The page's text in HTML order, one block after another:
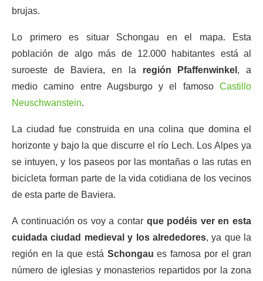
brujas.
Lo primero es situar Schongau en el mapa. Esta
población de algo más de 12.000 habitantes está al
suroeste de Baviera, en la región Pfaffenwinkel , a
medio camino entre Augsburgo y el famoso Castillo
Neuschwanstein.
La ciudad fue construida en una colina que domina el
horizonte y bajo la que discurre el río Lech. Los Alpes ya
se intuyen, y los paseos por las montañas o las rutas en
bicicleta forman parte de la vida cotidiana de los vecinos
de esta parte de Baviera.
A continuación os voy a contar que podéis ver en esta
cuidada ciudad medieval y los alrededores, ya que la
región en la que está Schongau es famosa por el gran
número de iglesias y monasterios repartidos por la zona